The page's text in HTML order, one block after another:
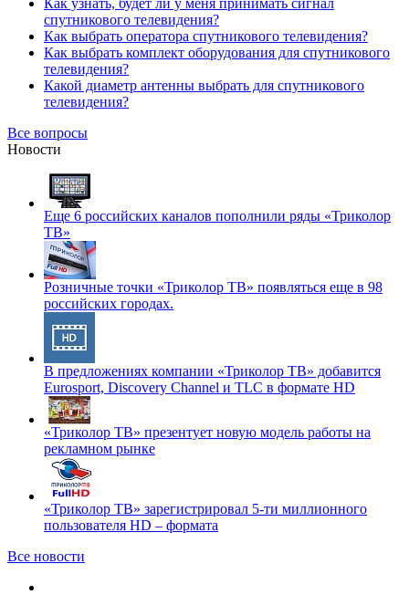
Как узнать, будет ли у меня принимать сигнал
спутникового телевидения?
Как выбрать оператора спутникового телевидения?
Как выбрать комплект оборудования для спутникового
телевидения?
Какой диаметр антенны выбрать для спутникового
телевидения?
Все вопросы
Новости
Еще 6 российских каналов пополнили ряды «Триколор
ТВ»
Розничные точки «Триколор ТВ» появляться еще в 98
российских городах.
В предложениях компании «Триколор ТВ» добавится
Eurosport, Discovery Channel и TLC в формате HD
«Триколор ТВ» презентует новую модель работы на
рекламном рынке
«Триколор ТВ» зарегистрировал 5-ти миллионного
пользователя HD – формата
Все новости